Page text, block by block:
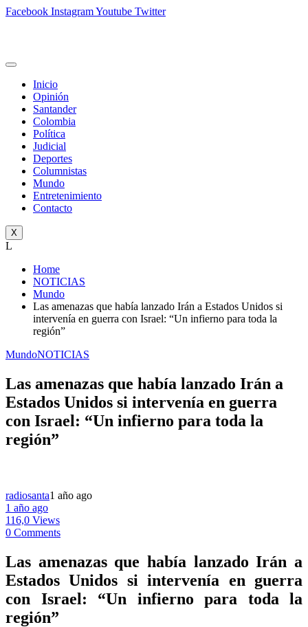
Facebook InstagramYoutube Twitter
Inicio
Opinión
Santander
Colombia
Política
Judicial
Deportes
Columnistas
Mundo
Entretenimiento
Contacto
X
L
Home
NOTICIAS
Mundo
Las amenazas que había lanzado Irán a Estados Unidos si
intervenía en guerra con Israel: “Un infierno para toda la
región”
MundoNOTICIAS
Las amenazas que había lanzado Irán a
Estados Unidos si intervenía en guerra
con Israel: “Un infierno para toda la
región”
radiosanta1 año ago
1 año ago
116,0 Views
0 Comments
Las amenazas que había lanzado Irán a
Estados Unidos si intervenía en guerra
con Israel: “Un infierno para toda la
región”